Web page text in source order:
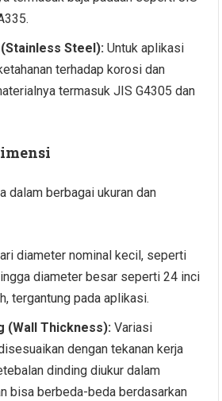
(Stainless Steel): Untuk aplikasi
terhadap korosi dan
termasuk JIS G4305 dan
dalam berbagai ukuran dan
diameter nominal kecil, seperti
diameter besar seperti 24 inci
tergantung pada aplikasi.
(Wall Thickness): Variasi
dengan tekanan kerja
dinding diukur dalam
bisa berbeda-beda berdasarkan